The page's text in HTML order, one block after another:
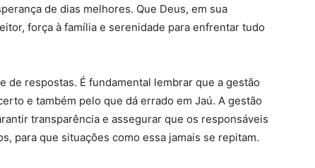
de dias melhores. Que Deus, em sua
força à família e serenidade para enfrentar tudo
de respostas. É fundamental lembrar que a gestão
e também pelo que dá errado em Jaú. A gestão
transparência e assegurar que os responsáveis
para que situações como essa jamais se repitam.